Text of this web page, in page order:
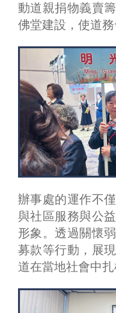
動道親捐物義賣
佛堂建設，使道務
辦事處的運作不
與社區服務與公
形象。透過關懷
募款等行動，展
道在當地社會中扎